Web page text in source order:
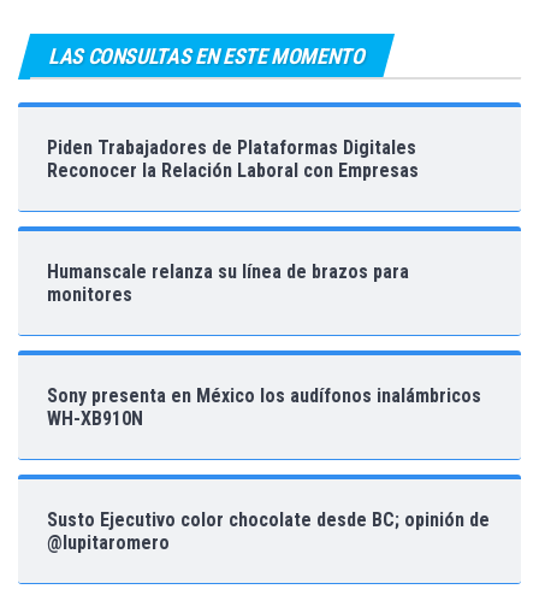
LAS CONSULTAS EN ESTE MOMENTO
Piden Trabajadores de Plataformas Digitales
Reconocer la Relación Laboral con Empresas
Humanscale relanza su línea de brazos para
monitores
Sony presenta en México los audífonos inalámbricos
WH-XB910N
Susto Ejecutivo color chocolate desde BC; opinión de
@lupitaromero